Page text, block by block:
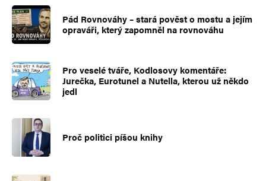
Pád Rovnováhy – stará pověst o mostu a jejím
opraváři, který zapomněl na rovnováhu
Pro veselé tváře, Kodlosovy komentáře:
Jurečka, Eurotunel a Nutella, kterou už někdo
jedl
Proč politici píšou knihy